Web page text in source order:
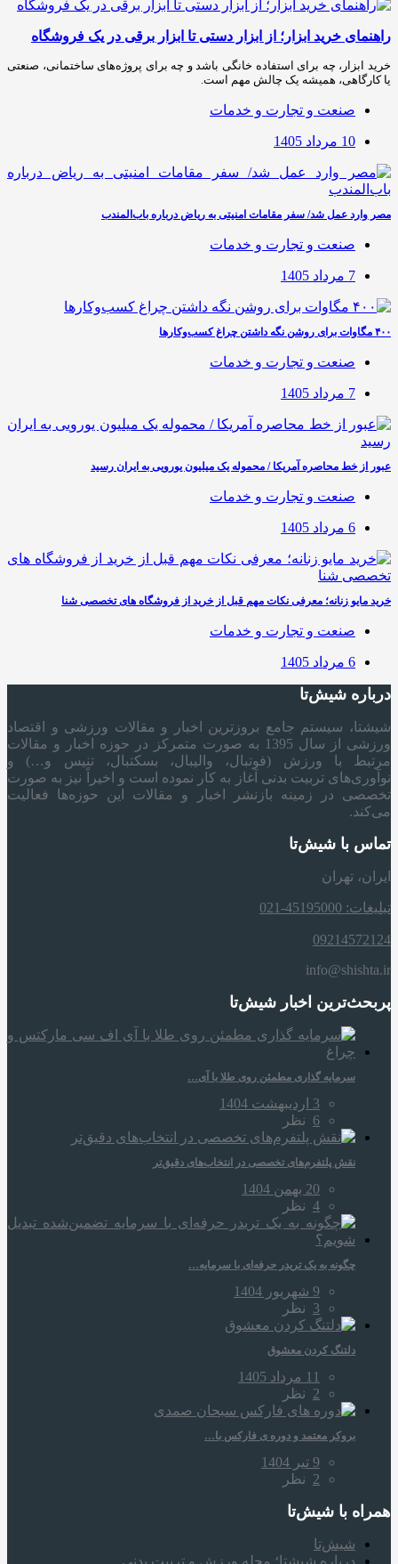
راهنمای خرید ابزار؛ از ابزار دستی تا ابزار برقی در یک فروشگاه
خرید ابزار، چه برای استفاده خانگی باشد و چه برای پروژه‌های ساختمانی، صنعتی
یا کارگاهی، همیشه یک چالش مهم است.
صنعت و تجارت و خدمات
10 مرداد 1405
مصر وارد عمل شد/ سفر مقامات امنیتی به ریاض درباره باب‌المندب
صنعت و تجارت و خدمات
7 مرداد 1405
۴۰۰ مگاوات برای روشن نگه داشتن چراغ کسب‌وکار‌ها
صنعت و تجارت و خدمات
7 مرداد 1405
عبور از خط محاصره آمریکا / محموله یک میلیون یورویی به ایران رسید
صنعت و تجارت و خدمات
6 مرداد 1405
خرید مایو زنانه؛ معرفی نکات مهم قبل از خرید از فروشگاه های تخصصی شنا
صنعت و تجارت و خدمات
6 مرداد 1405
درباره شیش‌تا
شیشتا، سیستم جامع بروزترین اخبار و مقالات ورزشی و اقتصاد
ورزشی از سال 1395 به صورت متمرکز در حوزه اخبار و مقالات
مرتبط با ورزش (فوتبال، والیبال، بسکتبال، تنیس و…) و
نوآوری‌های تربیت بدنی آغاز به کار نموده است و اخیراً نیز به صورت
تخصصی در زمینه بازنشر اخبار و مقالات این حوزه‌ها فعالیت
می‌کند.
تماس با شیش‌تا
ایران، تهران
تبلیغات: 45195000-021
09214572124
info@shishta.ir
پربحث‌ترین اخبار شیش‌تا
سرمایه‌ گذاری مطمئن روی طلا با آی…
3 اردیبهشت 1404
6 نظر
نقش پلتفرم‌های تخصصی در انتخاب‌های دقیق‌تر
20 بهمن 1404
4 نظر
چگونه به یک تریدر حرفه‌ای با سرمایه…
9 شهریور 1404
3 نظر
دلتنگ کردن معشوق
11 مرداد 1405
2 نظر
بروکر معتمد و دوره‌ ی فارکس با…
9 تیر 1404
2 نظر
همراه‌ با شیش‌تا
شیش‌تا